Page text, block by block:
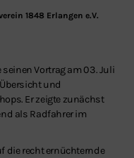
1848 Erlangen e.V.
seinen Vortrag am 03. Juli
und
Er zeigte zunächst
als Radfahrer im
die recht ernüchternde